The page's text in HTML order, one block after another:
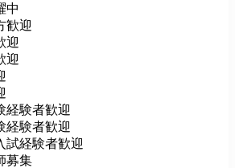
中
歓迎
迎
迎
経験者歓迎
経験者歓迎
試経験者歓迎
募集